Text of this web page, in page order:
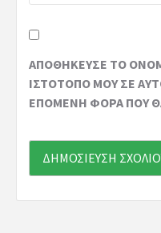
ΑΠΟΘΉΚΕΥΣΕ ΤΟ
ΙΣΤΌΤΟΠΟ ΜΟΥ ΣΕ
ΕΠΌΜΕΝΗ ΦΟΡΆ ΠΟΥ